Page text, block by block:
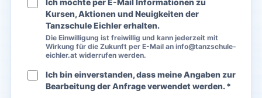
Ich möchte per E-Mail Informationen zu
Kursen, Aktionen und Neuigkeiten der
Tanzschule Eichler erhalten.
Die Einwilligung ist freiwillig und kann jederzeit mit
Wirkung für die Zukunft per E-Mail an info@tanzschule-
eichler.at widerrufen werden.
Ich bin einverstanden, dass meine Angaben zur
Bearbeitung der Anfrage verwendet werden. *